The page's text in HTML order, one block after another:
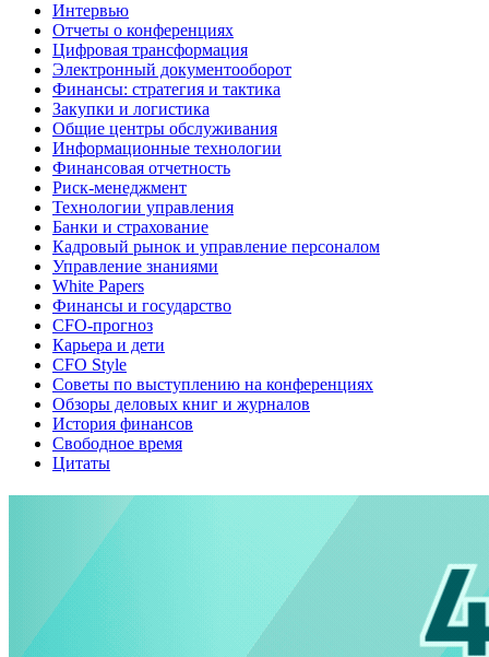
Интервью
Отчеты о конференциях
Цифровая трансформация
Электронный документооборот
Финансы: стратегия и тактика
Закупки и логистика
Общие центры обслуживания
Информационные технологии
Финансовая отчетность
Риск-менеджмент
Технологии управления
Банки и страхование
Кадровый рынок и управление персоналом
Управление знаниями
White Papers
Финансы и государство
CFO-прогноз
Карьера и дети
CFO Style
Советы по выступлению на конференциях
Обзоры деловых книг и журналов
История финансов
Свободное время
Цитаты